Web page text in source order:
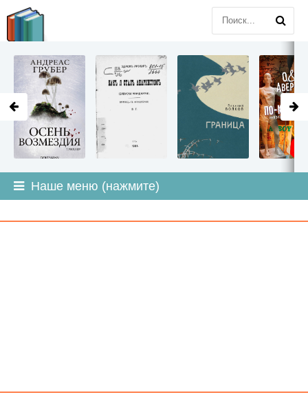
Наше меню (нажмите)
LITMIR.ORG